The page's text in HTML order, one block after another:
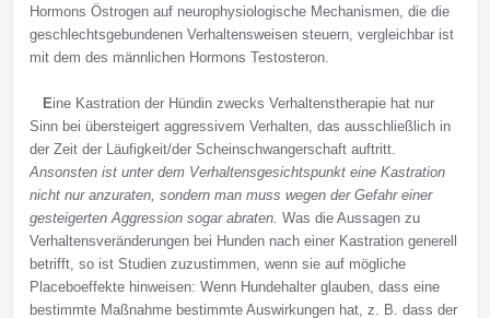
Hormons Östrogen auf neurophysiologische Mechanismen, die die
geschlechtsgebundenen Verhaltensweisen steuern, vergleichbar ist
mit dem des männlichen Hormons Testosteron.
Eine Kastration der Hündin zwecks Verhaltenstherapie hat nur
Sinn bei übersteigert aggressivem Verhalten, das ausschließlich in
der Zeit der Läufigkeit/der Scheinschwangerschaft auftritt.
Ansonsten ist unter dem Verhaltensgesichtspunkt eine Kastration
nicht nur anzuraten, sondern man muss wegen der Gefahr einer
gesteigerten Aggression sogar abraten. Was die Aussagen zu
Verhaltensveränderungen bei Hunden nach einer Kastration generell
betrifft, so ist Studien zuzustimmen, wenn sie auf mögliche
Placeboeffekte hinweisen: Wenn Hundehalter glauben, dass eine
bestimmte Maßnahme bestimmte Auswirkungen hat, z. B. dass der